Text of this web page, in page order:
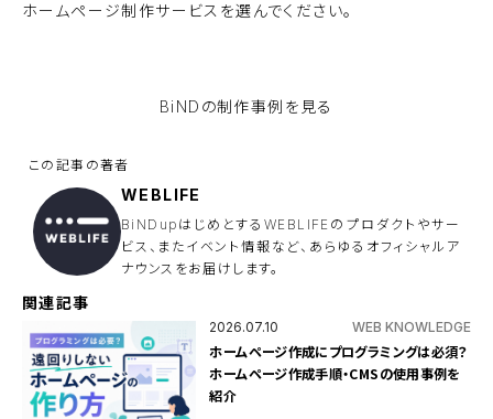
ホームページ制作サービスを選んでください。
BiNDの制作事例を見る
WEBLIFE
BiNDupはじめとするWEBLIFEのプロダクトやサー
ビス、またイベント情報など、あらゆるオフィシャルア
ナウンスをお届けします。
関連記事
2026.07.10 WEB KNOWLEDGE
ホームページ作成にプログラミングは必須？
ホームページ作成手順・CMSの使用事例を
紹介